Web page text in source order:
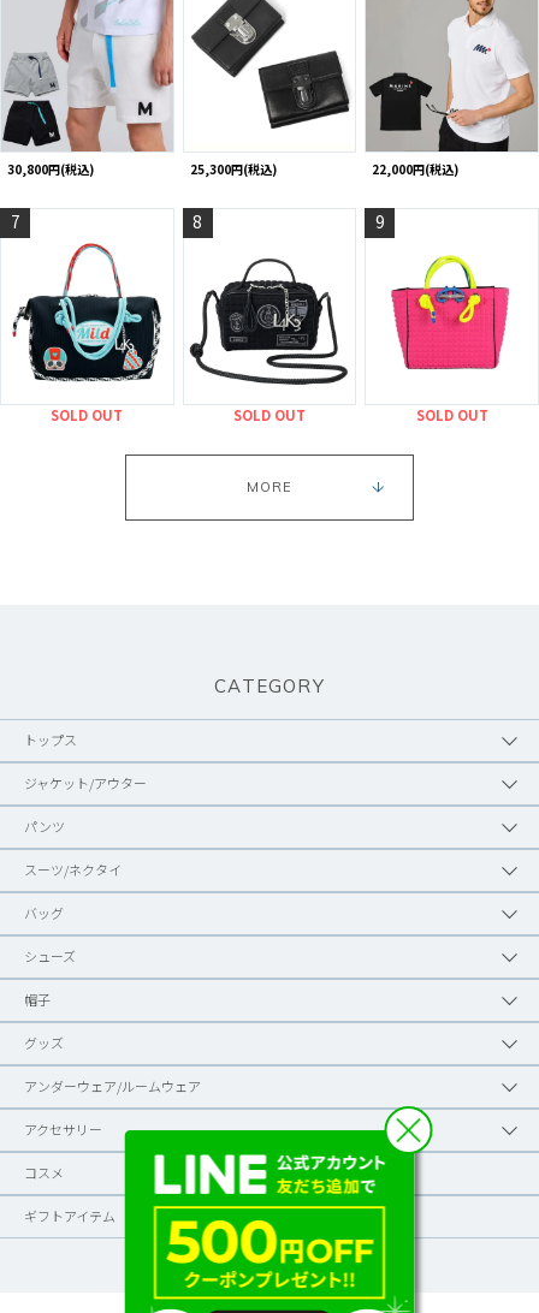
30,800円(税込) 25,300円(税込) 22,000円(税込)
7
SOLD OUT
8
SOLD OUT
9
SOLD OUT
MORE
CATEGORY
トップス
ジャケット/アウター
パンツ
スーツ/ネクタイ
バッグ
シューズ
帽子
グッズ
アンダーウェア/ルームウェア
アクセサリー
コスメ
ギフトアイテム